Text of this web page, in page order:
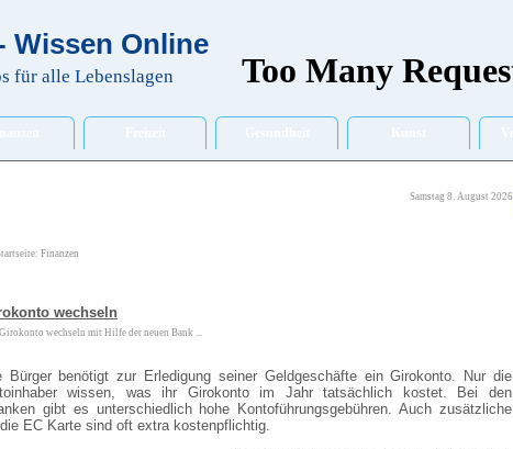
Wissen Online
für alle Lebenslagen
Samstag 8. August 2026
: Finanzen
wechseln
wechseln mit Hilfe der neuen Bank ...
Bürger benötigt zur Erledigung seiner Geldgeschäfte ein Girokonto. Nur die
wissen, was ihr Girokonto im Jahr tatsächlich kostet. Bei den
gibt es unterschiedlich hohe Kontoführungsgebühren. Auch zusätzliche
EC Karte sind oft extra kostenpflichtig.